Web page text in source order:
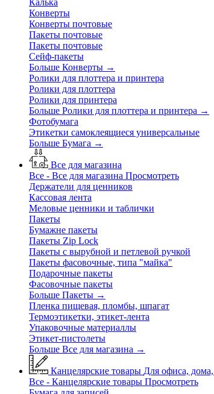
Калька
Конверты
Конверты почтовые
Пакеты почтовые
Пакеты почтовые
Сейф-пакеты
Больше Конверты →
Ролики для плоттера и принтера
Ролики для плоттера
Ролики для принтера
Больше Ролики для плоттера и принтера →
Фотобумага
Этикетки самоклеящиеся универсальные
Больше Бумага →
Все для магазина
Все - Все для магазина Просмотреть
Держатели для ценников
Кассовая лента
Меловые ценники и таблички
Пакеты
Бумажне пакеты
Пакеты Zip Lock
Пакеты с вырубной и петлевой ручкой
Пакеты фасовочные, типа "майка"
Подарочные пакеты
Фасовочные пакеты
Больше Пакеты →
Пленка пищевая, пломбы, шпагат
Термоэтикетки, этикет-лента
Упаковочные материаллы
Этикет-пистолеты
Больше Все для магазина →
Канцелярские товары Для офиса,
Все - Канцелярские товары Просмотреть